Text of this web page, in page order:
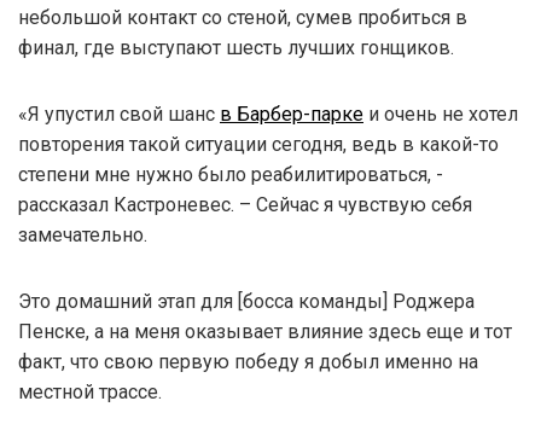
небольшой контакт со стеной, сумев пробиться в
финал, где выступают шесть лучших гонщиков.
«Я упустил свой шанс в Барбер-парке и очень не хотел
повторения такой ситуации сегодня, ведь в какой-то
степени мне нужно было реабилитироваться, -
рассказал Кастроневес. – Сейчас я чувствую себя
замечательно.
Это домашний этап для [босса команды] Роджера
Пенске, а на меня оказывает влияние здесь еще и тот
факт, что свою первую победу я добыл именно на
местной трассе.